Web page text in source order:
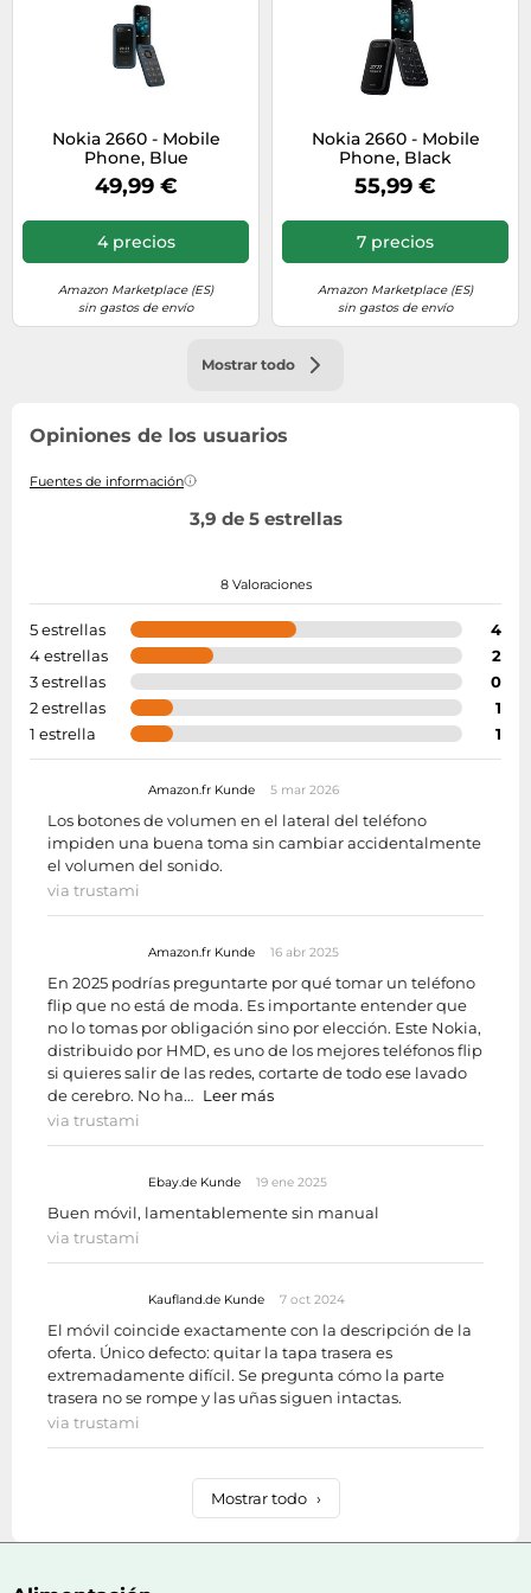
Nokia 2660 - Mobile
Phone, Blue
49,99 €
4 precios
Amazon Marketplace (ES)
sin gastos de envío
Nokia 2660 - Mobile
Phone, Black
55,99 €
7 precios
Amazon Marketplace (ES)
sin gastos de envío
Mostrar todo
Opiniones de los usuarios
Fuentes de información
3,9 de 5 estrellas
8 Valoraciones
5 estrellas
4
4 estrellas
2
3 estrellas
0
2 estrellas
1
1 estrella
1
Amazon.fr Kunde 5 mar 2026
Los botones de volumen en el lateral del teléfono
impiden una buena toma sin cambiar accidentalmente
el volumen del sonido.
via trustami
Amazon.fr Kunde 16 abr 2025
En 2025 podrías preguntarte por qué tomar un teléfono
flip que no está de moda. Es importante entender que
no lo tomas por obligación sino por elección. Este Nokia,
distribuido por HMD, es uno de los mejores teléfonos flip
si quieres salir de las redes, cortarte de todo ese lavado
de cerebro. No ha… Leer más
via trustami
Ebay.de Kunde 19 ene 2025
Buen móvil, lamentablemente sin manual
via trustami
Kaufland.de Kunde 7 oct 2024
El móvil coincide exactamente con la descripción de la
oferta. Único defecto: quitar la tapa trasera es
extremadamente difícil. Se pregunta cómo la parte
trasera no se rompe y las uñas siguen intactas.
via trustami
Mostrar todo ›